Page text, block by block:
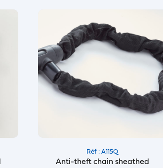
Réf : A115Q
Anti-theft chain sheathed